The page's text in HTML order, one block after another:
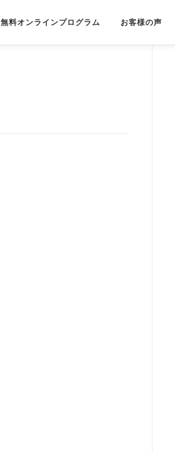
無料オンラインプログラム お客様の声